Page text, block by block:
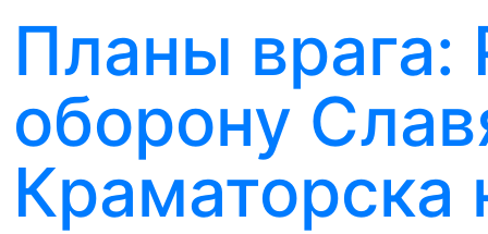
Планы врага:
оборону
Краматорска